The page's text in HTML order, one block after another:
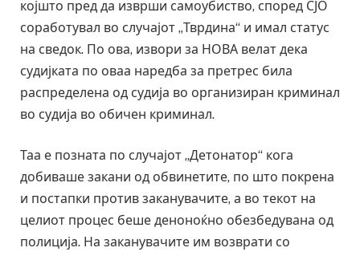
којшто пред да изврши самоубиство, според СЈО
соработувал во случајот „Тврдина“ и имал статус
на сведок. По ова, извори за НОВА велат дека
судијката по оваа наредба за претрес била
распределена од судија во организиран криминал
во судија во обичен криминал.
Таа е позната по случајот „Детонатор“ кога
добиваше закани од обвинетите, по што покрена
и постапки против заканувачите, а во текот на
целиот процес беше деноноќно обезбедувана од
полиција. На заканувачите им возврати со